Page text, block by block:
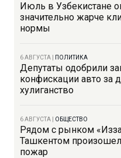
Июль в Узбекистане
значительно жарче
нормы
6 АВГУСТА ПОЛИТИКА
Депутаты одобрили
конфискации авто за
хулиганство
6 АВГУСТА ОБЩЕСТВО
Рядом с рынком
Ташкентом
пожар